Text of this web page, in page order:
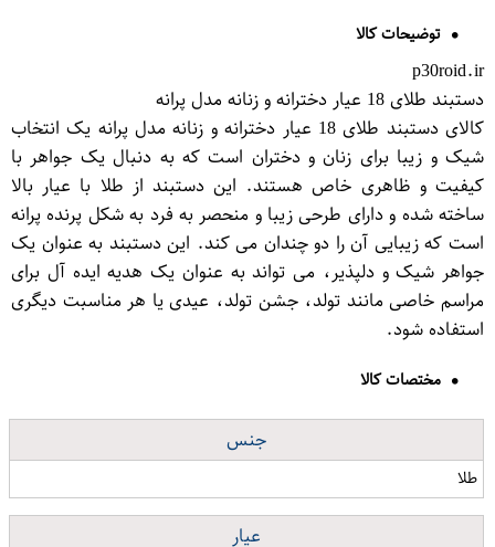
توضیحات کالا
p30roid.ir
دستبند طلای 18 عیار دخترانه و زنانه مدل پرانه
کالای دستبند طلای 18 عیار دخترانه و زنانه مدل پرانه یک انتخاب
شیک و زیبا برای زنان و دختران است که به دنبال یک جواهر با
کیفیت و ظاهری خاص هستند. این دستبند از طلا با عیار بالا
ساخته شده و دارای طرحی زیبا و منحصر به فرد به شکل پرنده پرانه
است که زیبایی آن را دو چندان می کند. این دستبند به عنوان یک
جواهر شیک و دلپذیر، می تواند به عنوان یک هدیه ایده آل برای
مراسم خاصی مانند تولد، جشن تولد، عیدی یا هر مناسبت دیگری
استفاده شود.
مختصات کالا
جنس
طلا
عیار